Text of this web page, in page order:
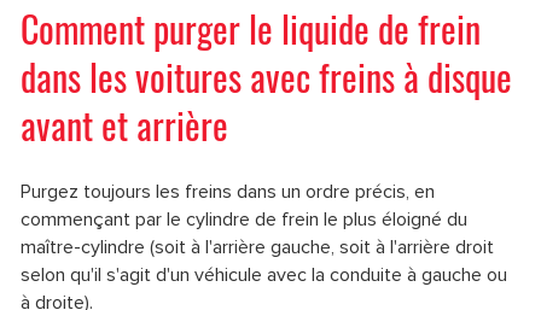
Comment purger le liquide de frein
dans les voitures avec freins à disque
avant et arrière
Purgez toujours les freins dans un ordre précis, en
commençant par le cylindre de frein le plus éloigné du
maître-cylindre (soit à l'arrière gauche, soit à l'arrière droit
selon qu'il s'agit d'un véhicule avec la conduite à gauche ou
à droite).